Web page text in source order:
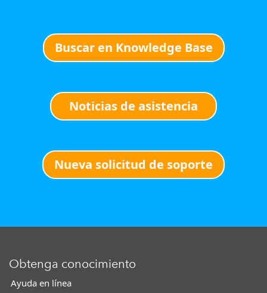
Buscar en Knowledge Base
Noticias de asistencia
Nueva solicitud de soporte
Obtenga conocimiento
Ayuda en línea